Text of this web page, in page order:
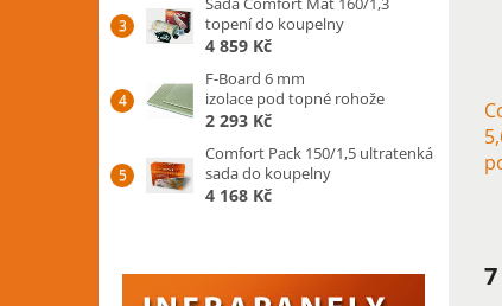
topení do koupelny
4 859 Kč
F-Board 6 mm
izolace pod topné rohože
2 293 Kč
Comfort Pack 150/1,5 ultratenká
sada do koupelny
4 168 Kč